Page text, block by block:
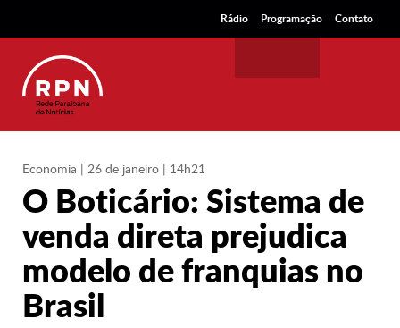
Rádio Programação Contato
Economia | 26 de janeiro | 14h21
O Boticário: Sistema de
venda direta prejudica
modelo de franquias no
Brasil